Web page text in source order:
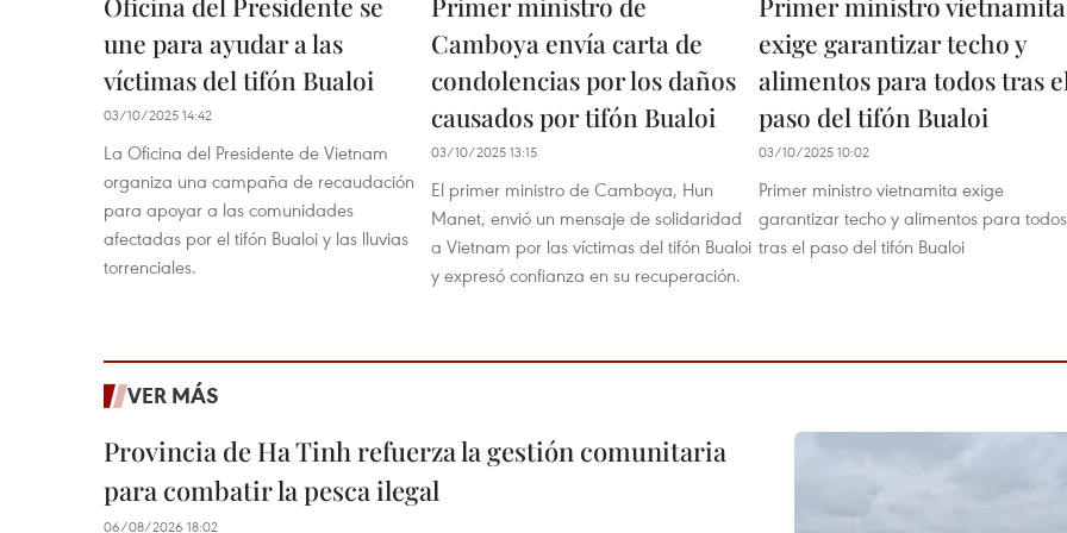
une para ayudar a las
víctimas del tifón Bualoi
03/10/2025 14:42
La Oficina del Presidente de Vietnam
organiza una campaña de recaudación
para apoyar a las comunidades
afectadas por el tifón Bualoi y las lluvias
torrenciales.
Camboya envía carta de
condolencias por los daños
causados por tifón Bualoi
03/10/2025 13:15
El primer ministro de Camboya, Hun
Manet, envió un mensaje de solidaridad
a Vietnam por las víctimas del tifón Bualoi
y expresó confianza en su recuperación.
exige garantizar techo y
alimentos para todos tras
paso del tifón Bualoi
03/10/2025 10:02
Primer ministro vietnamita exige
garantizar techo y alimentos para todos
tras el paso del tifón Bualoi
VER MÁS
Provincia de Ha Tinh refuerza la gestión comunitaria
para combatir la pesca ilegal
06/08/2026 18:02